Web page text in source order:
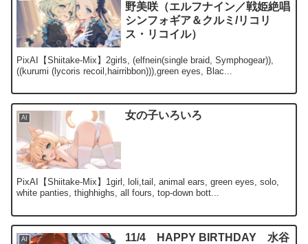
野美咲（エルフナイン／戦姫絶唱
シンフォギア＆クルミ/リコリ
ス・リコイル）
PixAI【Shiitake-Mix】2girls, (elfnein(single braid, Symphogear)),
((kurumi (lycoris recoil,hairribbon))),green eyes, Blac...
AI 女の子いろいろ
PixAI【Shiitake-Mix】1girl, loli,tail, animal ears, green eyes, solo,
white panties, thighhighs, all fours, top-down bott...
AI
11/4 HAPPY BIRTHDAY 水谷